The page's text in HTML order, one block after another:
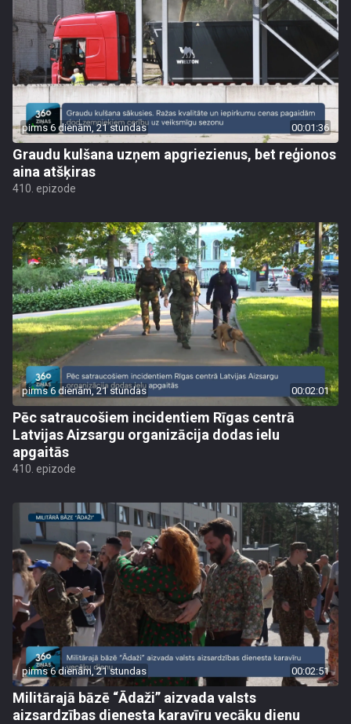
pirms 6 dienām, 21 stundas 00:01:36
Graudu kulšana uzņem apgriezienus, bet reģionos
aina atšķiras
410. epizode
pirms 6 dienām, 21 stundas 00:02:01
Pēc satraucošiem incidentiem Rīgas centrā
Latvijas Aizsargu organizācija dodas ielu
apgaitās
410. epizode
pirms 6 dienām, 21 stundas 00:02:51
Militārajā bāzē “Ādaži” aizvada valsts
aizsardzības dienesta karavīru vecāku dienu